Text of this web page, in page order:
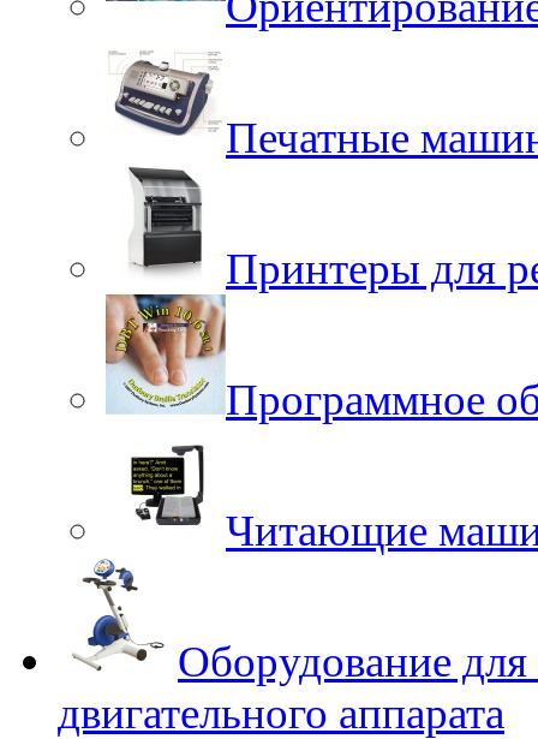
Печатные
Принтеры для
Программное
Читающие
Оборудование
двигательного аппарата